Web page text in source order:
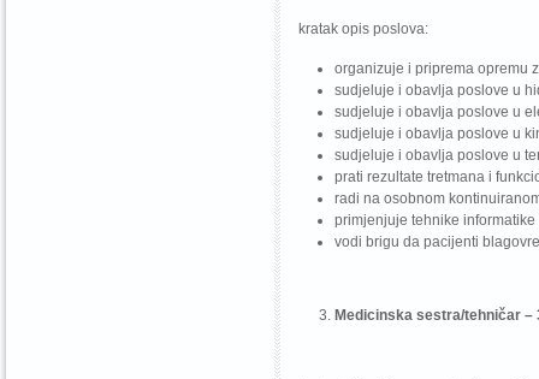
kratak opis poslova:
organizuje i priprema opremu
sudjeluje i obavlja poslove u
sudjeluje i obavlja poslove u
sudjeluje i obavlja poslove u
sudjeluje i obavlja poslove u
prati rezultate tretmana i
radi na osobnom
primjenjuje tehnike informatike
vodi brigu da pacijenti
Medicinska sestra/tehničar –